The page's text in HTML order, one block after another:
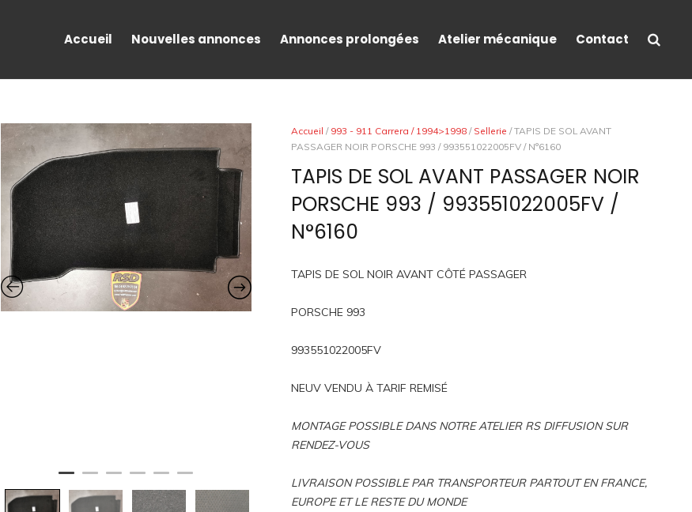
Accueil Nouvelles annonces Annonces prolongées Atelier mécanique Contact
Accueil / 993 - 911 Carrera / 1994>1998/ Sellerie / TAPIS DE SOL AVANT
PASSAGER NOIR PORSCHE 993 / 993551022005FV / N°6160
TAPIS DE SOL AVANT PASSAGER NOIR
PORSCHE 993 / 993551022005FV /
N°6160
TAPIS DE SOL NOIR AVANT CÔTÉ PASSAGER
PORSCHE 993
993551022005FV
NEUV VENDU À TARIF REMISÉ
MONTAGE POSSIBLE DANS NOTRE ATELIER RS DIFFUSION SUR
RENDEZ-VOUS
LIVRAISON POSSIBLE PAR TRANSPORTEUR PARTOUT EN FRANCE,
EUROPE ET LE RESTE DU MONDE